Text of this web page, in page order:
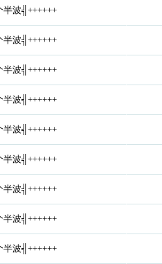
波╣++++++
波╣++++++
波╣++++++
波╣++++++
波╣++++++
波╣++++++
波╣++++++
波╣++++++
波╣++++++